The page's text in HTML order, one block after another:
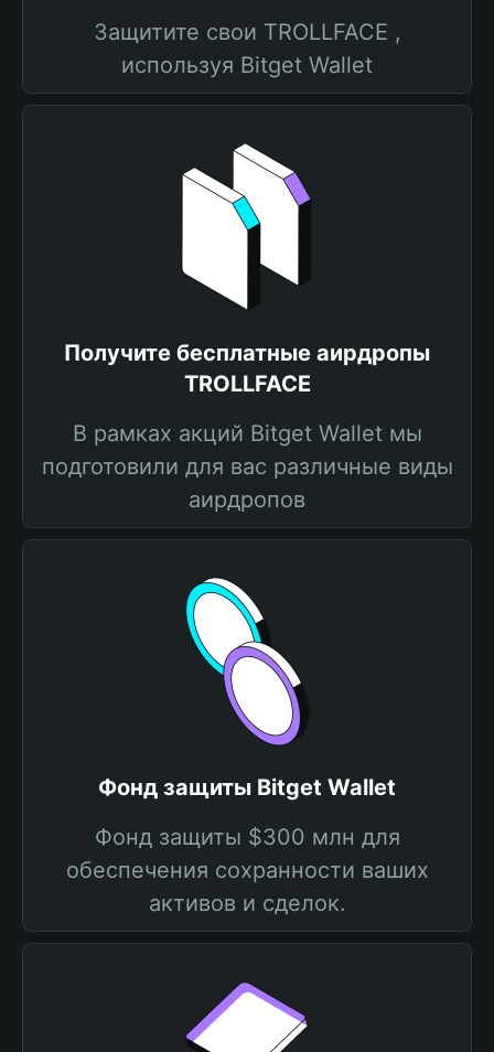
Защитите свои TROLLFACE ,
используя Bitget Wallet
Получите бесплатные аирдропы
TROLLFACE
В рамках акций Bitget Wallet мы
подготовили для вас различные виды
аирдропов
Фонд защиты Bitget Wallet
Фонд защиты $300 млн для
обеспечения сохранности ваших
активов и сделок.